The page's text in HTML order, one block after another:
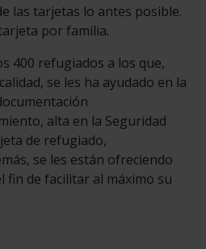
las tarjetas lo antes posible.
por familia.
400 refugiados a los que,
se les ha ayudado en la
alta en la Seguridad
de refugiado,
se les están ofreciendo
fin de facilitar al máximo su